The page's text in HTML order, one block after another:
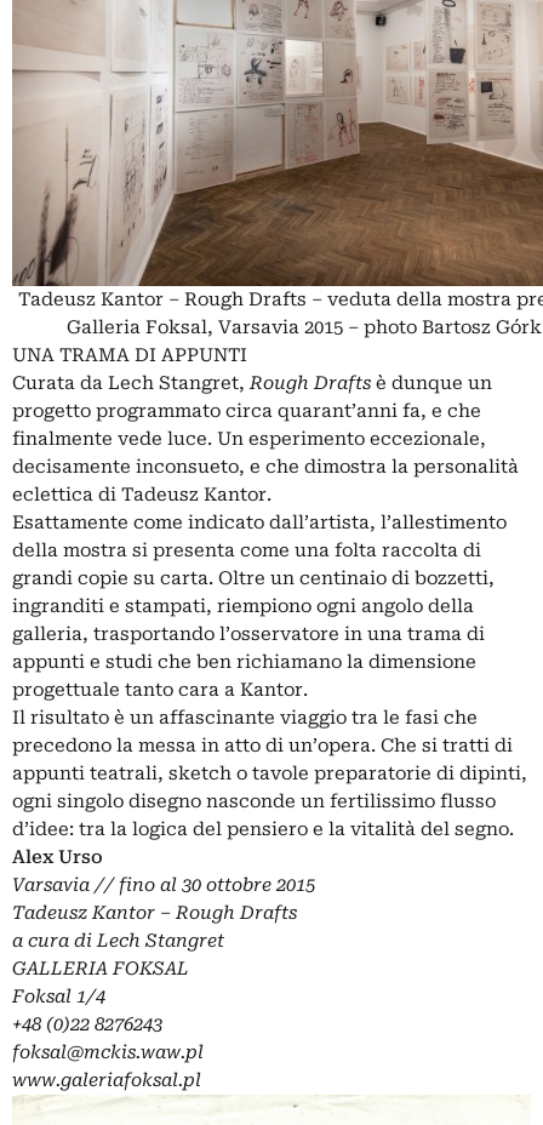
Tadeusz Kantor – Rough Drafts – veduta della mostra
Galleria Foksal, Varsavia 2015 – photo Bartosz
UNA TRAMA DI APPUNTI
Curata da Lech Stangret,Rough Drafts è dunque un
progetto programmato circa quarant’anni fa, e che
finalmente vede luce. Un esperimento eccezionale,
decisamente inconsueto, e che dimostra la personalità
eclettica di Tadeusz Kantor.
Esattamente come indicato dall’artista, l’allestimento
della mostra si presenta come una folta raccolta di
grandi copie su carta. Oltre un centinaio di bozzetti,
ingranditi e stampati, riempiono ogni angolo della
galleria, trasportando l’osservatore in una trama di
appunti e studi che ben richiamano la dimensione
progettuale tanto cara a Kantor.
Il risultato è un affascinante viaggio tra le fasi che
precedono la messa in atto di un’opera. Che si tratti di
appunti teatrali, sketch o tavole preparatorie di dipinti,
ogni singolo disegno nasconde un fertilissimo flusso
d’idee: tra la logica del pensiero e la vitalità del segno.
Alex Urso
Varsavia // fino al 30 ottobre 2015
Tadeusz Kantor – Rough Drafts
a cura di Lech Stangret
GALLERIA FOKSAL
Foksal 1/4
+48 (0)22 8276243
foksal@mckis.waw.pl
www.galeriafoksal.pl